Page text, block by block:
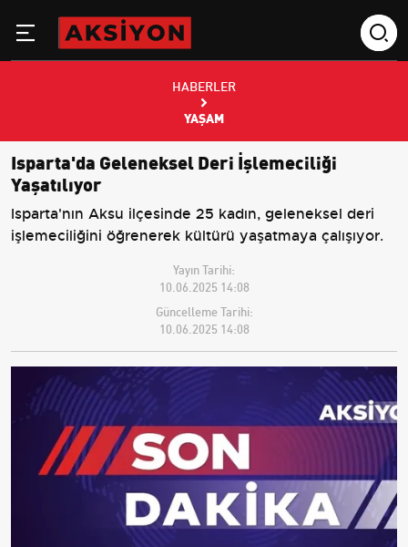
HABERLER
YAŞAM
Isparta'da Geleneksel Deri İşlemeciliği
Yaşatılıyor
Isparta'nın Aksu ilçesinde 25 kadın, geleneksel deri
işlemeciliğini öğrenerek kültürü yaşatmaya çalışıyor.
Yayın Tarihi:
10.06.2025 14:08
Güncelleme Tarihi:
10.06.2025 14:08